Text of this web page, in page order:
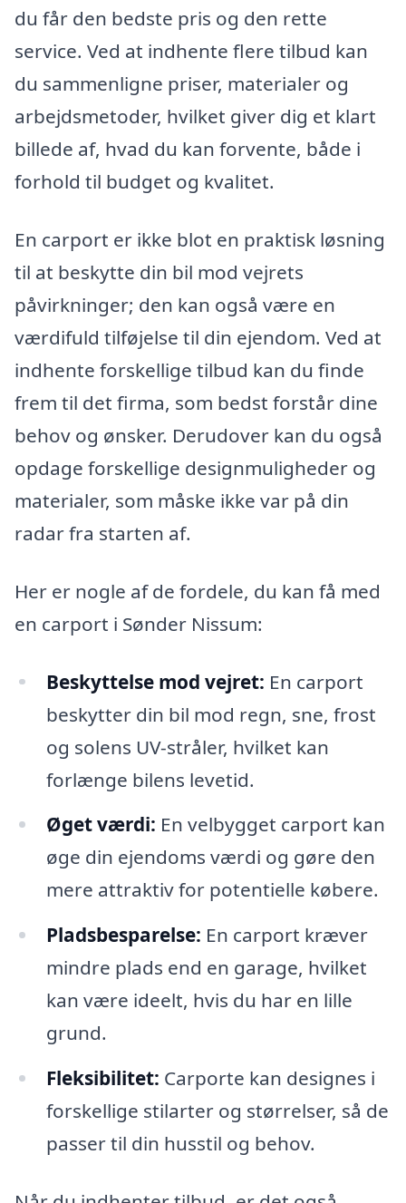
du får den bedste pris og den rette
service. Ved at indhente flere tilbud kan
du sammenligne priser, materialer og
arbejdsmetoder, hvilket giver dig et klart
billede af, hvad du kan forvente, både i
forhold til budget og kvalitet.
En carport er ikke blot en praktisk løsning
til at beskytte din bil mod vejrets
påvirkninger; den kan også være en
værdifuld tilføjelse til din ejendom. Ved at
indhente forskellige tilbud kan du finde
frem til det firma, som bedst forstår dine
behov og ønsker. Derudover kan du også
opdage forskellige designmuligheder og
materialer, som måske ikke var på din
radar fra starten af.
Her er nogle af de fordele, du kan få med
en carport i Sønder Nissum:
Beskyttelse mod vejret: En carport
beskytter din bil mod regn, sne, frost
og solens UV-stråler, hvilket kan
forlænge bilens levetid.
Øget værdi: En velbygget carport kan
øge din ejendoms værdi og gøre den
mere attraktiv for potentielle købere.
Pladsbesparelse: En carport kræver
mindre plads end en garage, hvilket
kan være ideelt, hvis du har en lille
grund.
Fleksibilitet: Carporte kan designes i
forskellige stilarter og størrelser, så de
passer til din husstil og behov.